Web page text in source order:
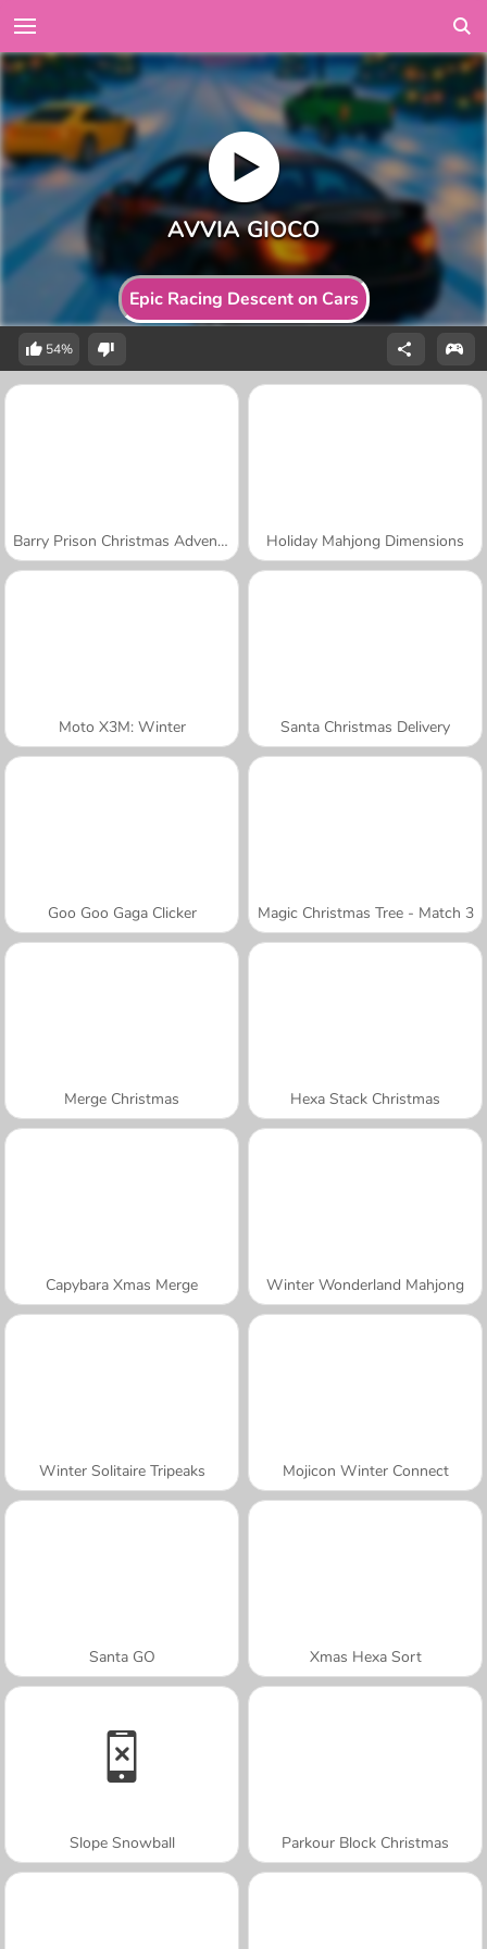
Epic Racing Descent on Cars
54%
Barry Prison Christmas Adventure Holiday Mahjong Dimensions
Moto X3M: Winter Santa Christmas Delivery
Goo Goo Gaga Clicker Magic Christmas Tree - Match 3
Merge Christmas Hexa Stack Christmas
Capybara Xmas Merge Winter Wonderland Mahjong
Winter Solitaire Tripeaks Mojicon Winter Connect
Santa GO Xmas Hexa Sort
Slope Snowball Parkour Block Christmas